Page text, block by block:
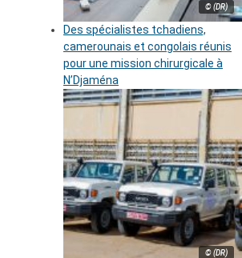
© (DR)
Des spécialistes tchadiens,
camerounais et congolais réunis
pour une mission chirurgicale à
N’Djaména
© (DR)